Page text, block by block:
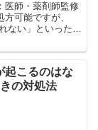
医師・薬剤師監修
可能ですが、
ない」といった理
起こるのはな
の対処法